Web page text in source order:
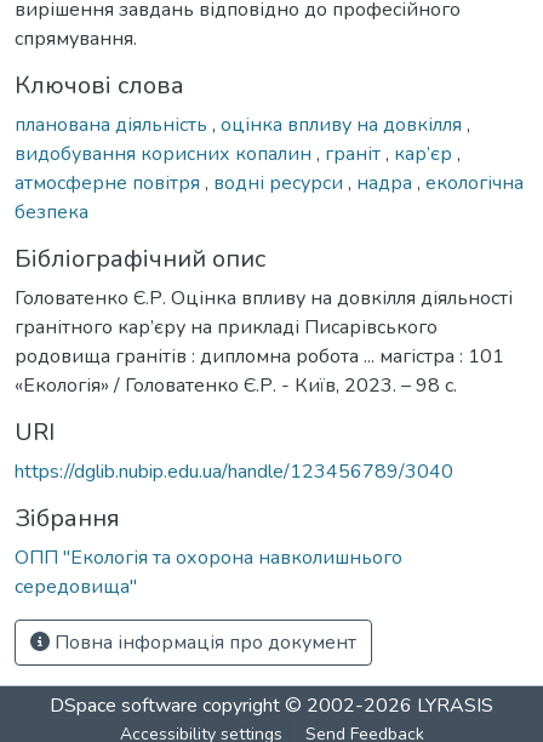
вирішення завдань відповідно до професійного
спрямування.
Ключові слова
планована діяльність , оцінка впливу на довкілля ,
видобування корисних копалин , граніт, кар’єр ,
атмосферне повітря , водні ресурси , надра , екологічна
безпека
Бібліографічний опис
Головатенко Є.Р. Оцінка впливу на довкілля діяльності
гранітного кар’єру на прикладі Писарівського
родовища гранітів : дипломна робота ... магістра : 101
«Екологія» / Головатенко Є.Р. - Київ, 2023. – 98 с.
URI
https://dglib.nubip.edu.ua/handle/123456789/3040
Зібрання
ОПП "Екологія та охорона навколишнього
середовища"
Повна інформація про документ
DSpace software copyright © 2002-2026 LYRASIS
Accessibility settings Send Feedback